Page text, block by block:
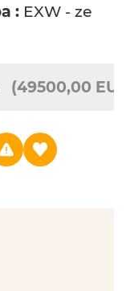
: EXW - ze
(49500,00